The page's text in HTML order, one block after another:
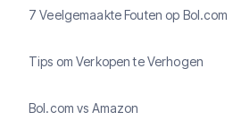
7 Veelgemaakte Fouten op Bol.com
Tips om Verkopen te Verhogen
Bol.com vs Amazon